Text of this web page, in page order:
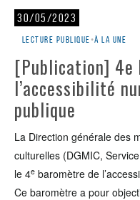
30/05/2023
Lecture publique •À la une
[Publication] 4e
l’accessibilité
publique
La Direction générale des
culturelles (DGMIC,
le 4e baromètre de
Ce baromètre a pour